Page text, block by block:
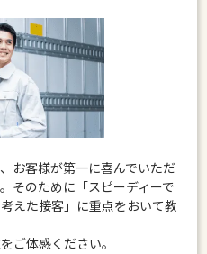
お客様が第一に喜んでいただ
そのために「スピーディーで
えた接客」に重点をおいて教
ご体感ください。